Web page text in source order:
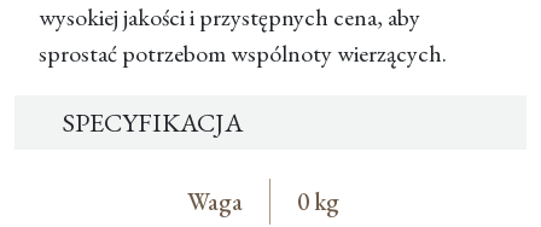
wysokiej jakości i przystępnych cena, aby
sprostać potrzebom wspólnoty wierzących.
SPECYFIKACJA
Waga 0 kg